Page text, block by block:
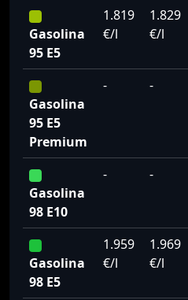
Gasolina
95 E5
1.819
€/l
1.829
€/l
Gasolina
95 E5
Premium
- -
Gasolina
98 E10
- -
Gasolina
98 E5
1.959
€/l
1.969
€/l